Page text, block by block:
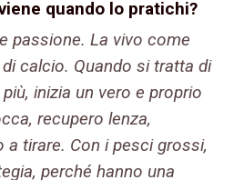
quando lo pratichi?
passione. La vivo come
calcio. Quando si tratta di
inizia un vero e proprio
recupero lenza,
tirare. Con i pesci grossi,
perché hanno una